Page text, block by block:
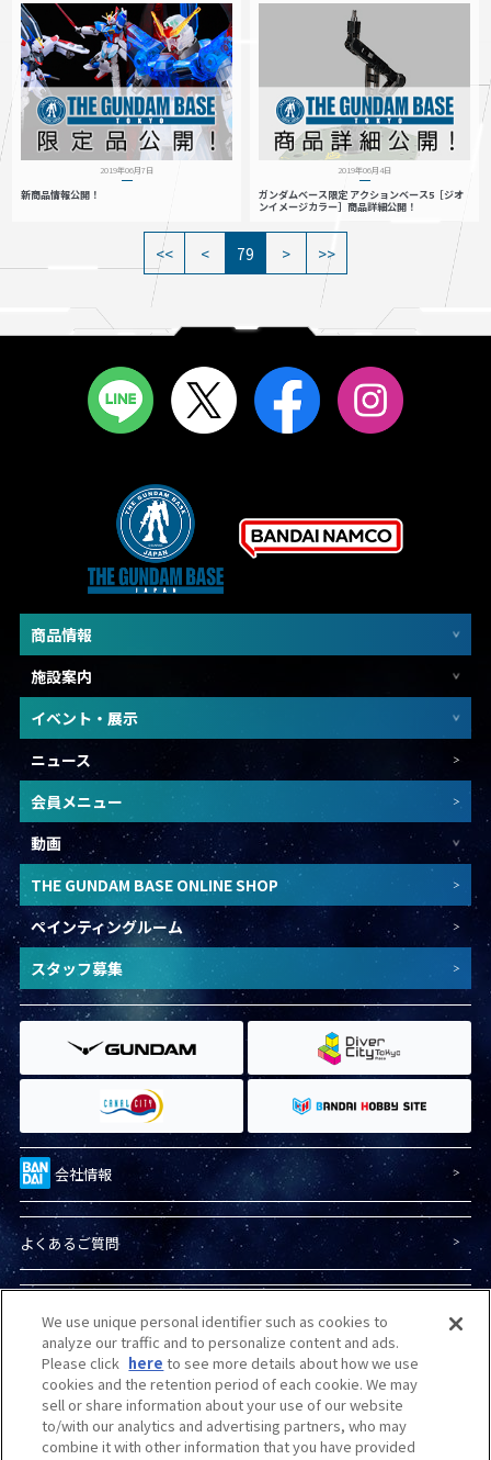
2019年06月7日
新商品情報公開！
2019年06月4日
ガンダムベース限定 アクションベース5［ジオ
ンイメージカラー］商品詳細公開！
79
商品情報
施設案内
イベント・展示
ニュース
会員メニュー
動画
THE GUNDAM BASE ONLINE SHOP
ペインティングルーム
スタッフ募集
会社情報
よくあるご質問
プライバシーオプション
商品（ガンプラ）に関するお問い合わせ
We use unique personal identifier such as cookies to
analyze our traffic and to personalize content and ads.
Please click here to see more details about how we use
cookies and the retention period of each cookie. We may
sell or share information about your use of our website
to/with our analytics and advertising partners, who may
combine it with other information that you have provided